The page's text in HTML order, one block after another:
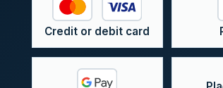
Credit or debit card